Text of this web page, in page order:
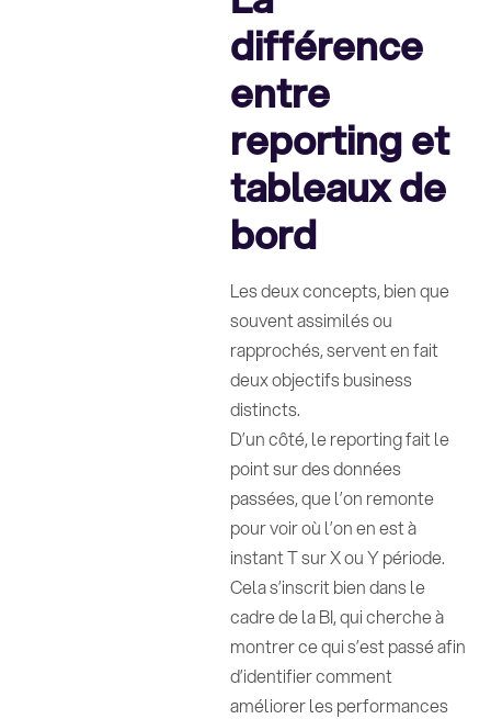
différence
entre
reporting et
tableaux de
bord
Les deux concepts, bien que
souvent assimilés ou
rapprochés, servent en fait
deux objectifs business
distincts.
D’un côté, le reporting fait le
point sur des données
passées, que l’on remonte
pour voir où l’on en est à
instant T sur X ou Y période.
Cela s’inscrit bien dans le
cadre de la BI, qui cherche à
montrer ce qui s’est passé afin
d’identifier comment
améliorer les performances